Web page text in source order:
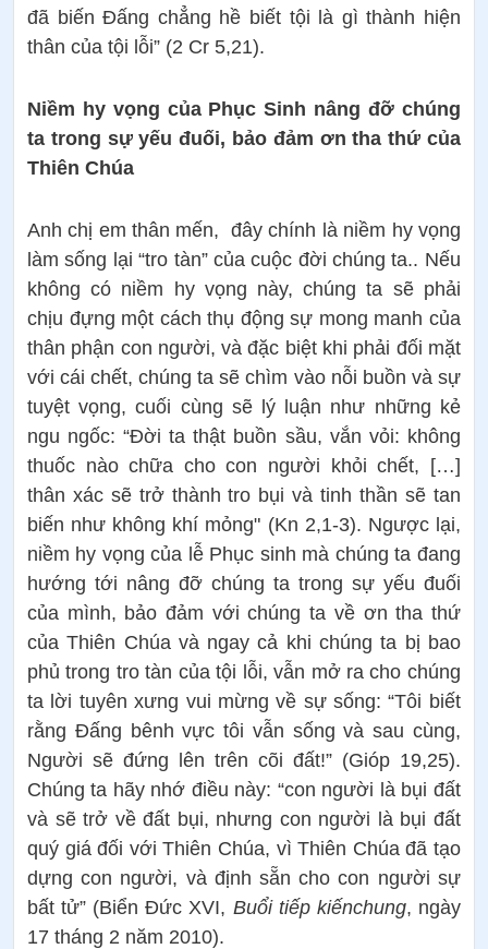
đã biến Đấng chẳng hề biết tội là gì thành hiện
thân của tội lỗi” (2 Cr 5,21).
Niềm hy vọng của Phục Sinh nâng đỡ chúng
ta trong sự yếu đuối, bảo đảm ơn tha thứ của
Thiên Chúa
Anh chị em thân mến, đây chính là niềm hy vọng
làm sống lại “tro tàn” của cuộc đời chúng ta.. Nếu
không có niềm hy vọng này, chúng ta sẽ phải
chịu đựng một cách thụ động sự mong manh của
thân phận con người, và đặc biệt khi phải đối mặt
với cái chết, chúng ta sẽ chìm vào nỗi buồn và sự
tuyệt vọng, cuối cùng sẽ lý luận như những kẻ
ngu ngốc: “Đời ta thật buồn sầu, vắn vỏi: không
thuốc nào chữa cho con người khỏi chết, […]
thân xác sẽ trở thành tro bụi và tinh thần sẽ tan
biến như không khí mỏng" (Kn 2,1-3). Ngược lại,
niềm hy vọng của lễ Phục sinh mà chúng ta đang
hướng tới nâng đỡ chúng ta trong sự yếu đuối
của mình, bảo đảm với chúng ta về ơn tha thứ
của Thiên Chúa và ngay cả khi chúng ta bị bao
phủ trong tro tàn của tội lỗi, vẫn mở ra cho chúng
ta lời tuyên xưng vui mừng về sự sống: “Tôi biết
rằng Đấng bênh vực tôi vẫn sống và sau cùng,
Người sẽ đứng lên trên cõi đất!” (Gióp 19,25).
Chúng ta hãy nhớ điều này: “con người là bụi đất
và sẽ trở về đất bụi, nhưng con người là bụi đất
quý giá đối với Thiên Chúa, vì Thiên Chúa đã tạo
dựng con người, và định sẵn cho con người sự
bất tử” (Biển Đức XVI, Buổi tiếp kiến​​chung, ngày
17 tháng 2 năm 2010).